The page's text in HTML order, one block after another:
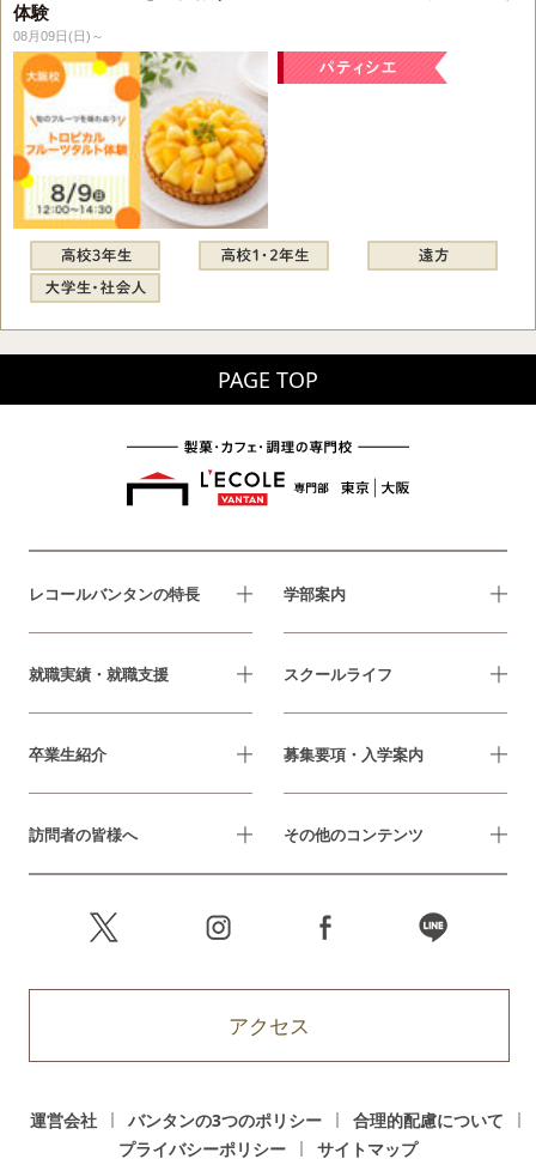
体験
08月09日(日)～
PAGE TOP
レコールバンタンの特長 学部案内
就職実績・就職支援 スクールライフ
卒業生紹介 募集要項・入学案内
訪問者の皆様へ その他のコンテンツ
アクセス
運営会社 バンタンの3つのポリシー
合理的配慮について
プライバシーポリシー
サイトマップ